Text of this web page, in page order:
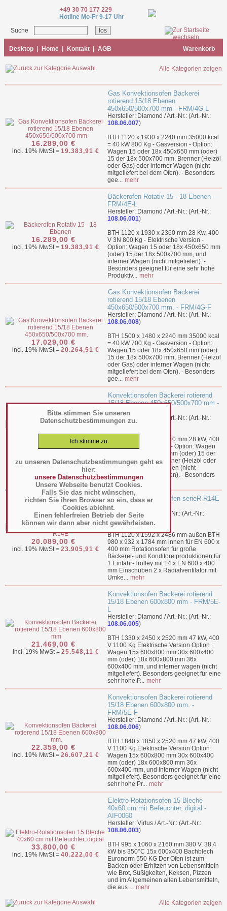
Bitte stimmen Sie unseren
Datenschutzbestimmungen zu.
zu unseren Datenschutzbestimmungen geht es
hier:
unsere Datenschutzbestimmungen
Unsere Webseite benutzt Cookies.
Falls Sie das nicht wünschen,
richten Sie ihren Browser so ein, dass er
Cookies ablehnt.
Einen fehlerfreien Betrieb der Seite
können wir dann aber nicht gewährleisten.
+49 30 70 177 229
Hotline Mo-Fr 9-17 Uhr
Suche
Desktop Home Kontakt AGB Warenkorb
Alle Kategorien zeigen
16.289,00 €
incl. 19% MwSt = 19.383,91 €
Gas Konvektionsofen Bäckerei
rotierend 15/18 Ebenen
450x650/500x700 mm - FRM/4G-L
Hersteller: Diamond / Art.-Nr.: (Art.-Nr.:
108.06.007)
BTH 1120 x 1930 x 2240 mm 35000 kcal
= 40 kW 800 Kg - Gasversion - Option:
Wagen 15 oder 18x 450x650 mm (oder)
15 der 18x 500x700 mm, Brenner (Heizöl
oder Gas) oder interner Wagen (nicht
mitgeliefert bei dem Ofen). - Besonders
gee... mehr
16.289,00 €
incl. 19% MwSt = 19.383,91 €
Bäckerofen Rotativ 15 - 18 Ebenen -
FRM/4E-L
Hersteller: Diamond / Art.-Nr.: (Art.-Nr.:
108.06.001)
BTH 1120 x 1930 x 2360 mm 28 Kw, 400
V 3N 800 Kg - Elektrische Version -
Option: Wagen 15 oder 18x 450x650 mm
(oder) 15 der 18x 500x700 mm, und
interner Wagen (nicht mitgeliefert). -
Besonders geeignet für eine sehr hohe
Produktiv... mehr
17.029,00 €
incl. 19% MwSt = 20.264,51 €
Gas Konvektionsofen Bäckerei
rotierend 15/18 Ebenen
450x650/500x700 mm. - FRM/4G-F
Hersteller: Diamond / Art.-Nr.: (Art.-Nr.:
108.06.008)
BTH 1500 x 1480 x 2240 mm 35000 kcal
= 40 kW 700 Kg - Gasversion - Option:
Wagen 15 oder 18x 450x650 mm (oder)
15 der 18x 500x700 mm, Brenner (Heizöl
oder Gas) oder interner Wagen (nicht
mitgeliefert bei dem Ofen). - Besonders
gee... mehr
17.029,00 €
Konvektionsofen Bäckerei rotierend
15/18 Ebenen 450x650/500x700 mm -
FRM/4E-F
Hersteller: Diamond / Art.-Nr.: (Art.-Nr.:
108.06.004
BTH 1500 x 1480 x 2240 mm 28 kW, 400
V 700 Kg - Gasversion - Option: Wagen
15 oder 18x 450x650 mm (oder) 15 der
18x 500x700 mm, Brenner (Heizöl oder
Gas) oder interner Wagen (nicht
mitgeliefert bei dem Ofen). - Besonders
geeignet ...
20.089,00 €
incl. 19% MwSt = 23.905,91 €
MORETTI Rotationsofen serieR R14E
- 493300100
Hersteller: Moretti / Art.-Nr.: (Art.-Nr.:
108.06.002)
BTH 1120 x 1592 x 2486 mm außen BTH
980 x 932 x 1784 mm innen für EN 600 x
400 mm Rotationsofen für große
Bäckerei- und Konditoreiproduktionen für
1 Einfahr-Trolley mit 14 x EN 600 x 400
mm Einschüben 2 x Radialventilator mit
Umke... mehr
21.469,00 €
incl. 19% MwSt = 25.548,11 €
Konvektionsofen Bäckerei rotierend
15/18 Ebenen 600x800 mm - FRM/5E-
L
Hersteller: Diamond / Art.-Nr.: (Art.-Nr.:
108.06.005)
BTH 1330 x 2450 x 2520 mm 47 kW, 400
V 1100 Kg Elektrische Version Option :
Wagen 15x 600x800 mm 30x 600x400
mm (oder) 18x 600x800 mm 36x
600x400 mm, und interner wagen (nicht
mitgeliefert). Besonders geeignet für eine
sehr hohe P... mehr
22.359,00 €
incl. 19% MwSt = 26.607,21 €
Konvektionsofen Bäckerei rotierend
15/18 Ebenen 600x800 mm. -
FRM/5E-F
Hersteller: Diamond / Art.-Nr.: (Art.-Nr.:
108.06.006)
BTH 1840 x 1850 x 2520 mm 47 kW, 400
V 1100 Kg Elektrische Version Option:
Wagen 15x 600x800 mm 30x 600x400
mm (oder) 18x 600x800 mm 36x
600x400 mm, und interner Wagen (nicht
mitgeliefert). Besonders geeignet für eine
sehr hohe Pr... mehr
33.800,00 €
incl. 19% MwSt = 40.222,00 €
Elektro-Rotationsofen 15 Bleche
40x60 cm mit Befeuchter, digital -
AIF0060
Hersteller: Virtus / Art.-Nr.: (Art.-Nr.:
108.06.003)
BTH 995 x 1060 x 2160 mm 380 V, 38,4
kW bis 350°C 15x 600x400 Bachblech
Euronorm 550 KG Der Ofen ist zum
Backen oder Erhitzen von Lebensmitteln
wie Brot, Süßigkeiten, Keksen, Pizzen
und im Allgemeinen allen Lebensmitteln,
die aus ... mehr
Alle Kategorien zeigen